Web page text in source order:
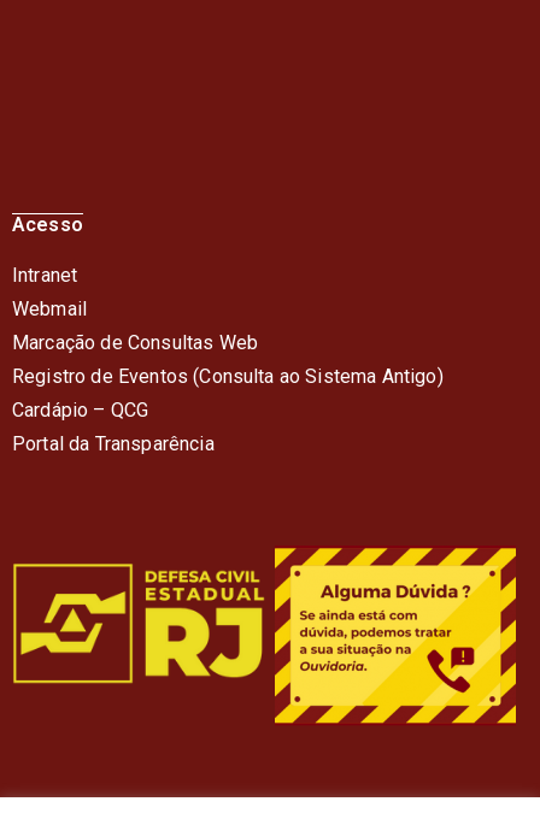
Acesso
Intranet
Webmail
Marcação de Consultas Web
Registro de Eventos (Consulta ao Sistema Antigo)
Cardápio – QCG
Portal da Transparência